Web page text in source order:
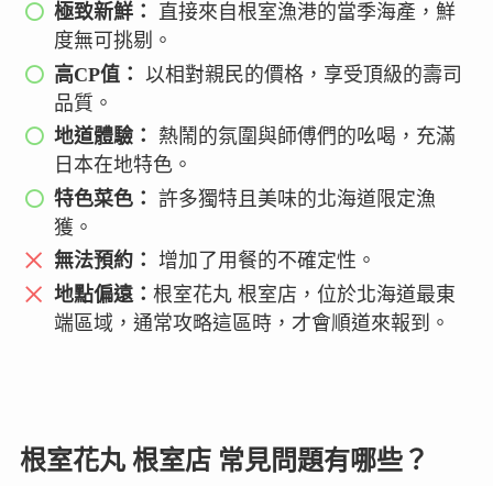
極致新鮮：
直接來自根室漁港的當季海產，鮮
度無可挑剔。
高CP值： 以相對親民的價格，享受頂級的壽司
品質。
地道體驗：
熱鬧的氛圍與師傅們的吆喝，充滿
日本在地特色。
特色菜色： 許多獨特且美味的北海道限定漁
獲。
無法預約：
增加了用餐的不確定性。
地點偏遠：根室花丸 根室店，位於北海道最東
端區域，通常攻略這區時，才會順道來報到。
根室花丸 根室店 常見問題有哪些？